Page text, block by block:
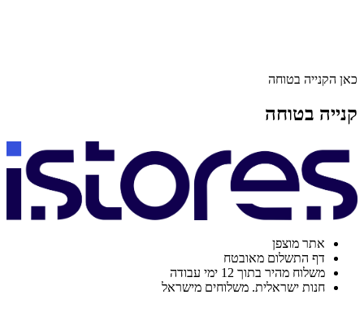
כאן הקנייה בטוחה
קנייה בטוחה
אתר מוצפן
דף התשלום מאובטח
משלוח מהיר בתוך 12 ימי עבודה
חנות ישראלית. משלוחים מישראל